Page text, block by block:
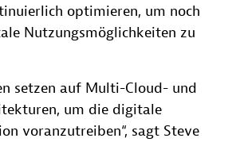
optimieren, um noch
Nutzungsmöglichkeiten zu
setzen auf Multi-Cloud- und
um die digitale
voranzutreiben“, sagt Steve